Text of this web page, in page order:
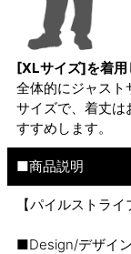
[XLサイズ]を着用
全体的にジャスト
サイズで、着丈は
すすめします。
■商品説明
【パイルストラ
■Design/デザイン